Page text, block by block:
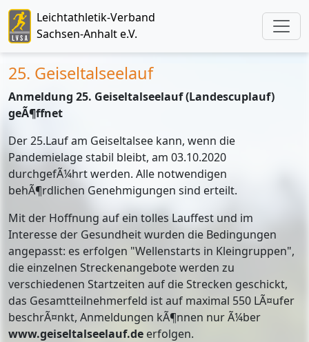
Leichtathletik-Verband
Sachsen-Anhalt e.V.
25. Geiseltalseelauf
Anmeldung 25. Geiseltalseelauf (Landescuplauf)
geÃ¶ffnet
Der 25.Lauf am Geiseltalsee kann, wenn die
Pandemielage stabil bleibt, am 03.10.2020
durchgefÃ¼hrt werden. Alle notwendigen
behÃ¶rdlichen Genehmigungen sind erteilt.
Mit der Hoffnung auf ein tolles Lauffest und im
Interesse der Gesundheit wurden die Bedingungen
angepasst: es erfolgen "Wellenstarts in Kleingruppen",
die einzelnen Streckenangebote werden zu
verschiedenen Startzeiten auf die Strecken geschickt,
das Gesamtteilnehmerfeld ist auf maximal 550 LÃ¤ufer
beschrÃ¤nkt, Anmeldungen kÃ¶nnen nur Ã¼ber
www.geiseltalseelauf.de erfolgen.